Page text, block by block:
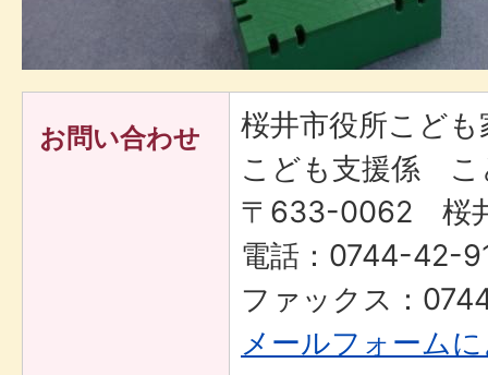
お問い合わせ
桜井市役所こど
こども支援係 こ
〒633-0062 桜
電話：0744-42-
ファックス：
メールフォーム